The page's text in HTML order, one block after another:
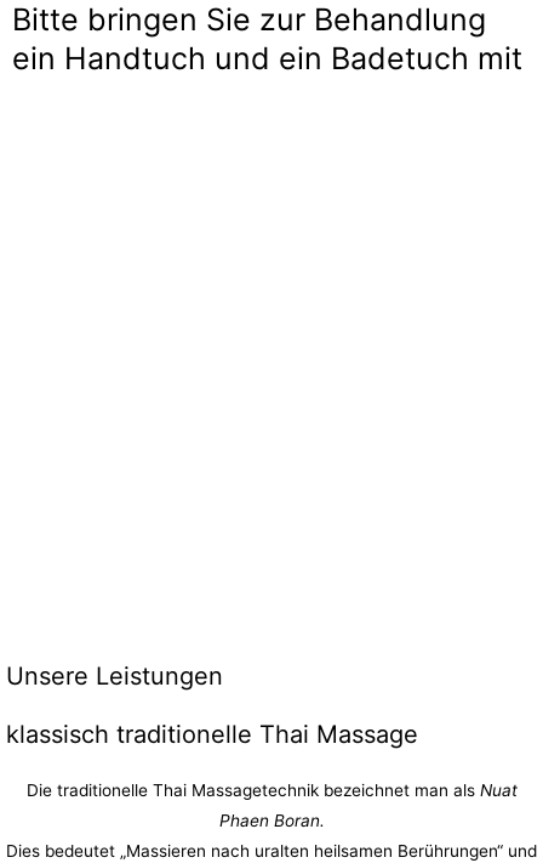
Bitte bringen Sie zur Behandlung
ein Handtuch und ein Badetuch mit
Unsere Leistungen
klassisch traditionelle Thai Massage
Die traditionelle Thai Massagetechnik bezeichnet man als Nuat
Phaen Boran.
Dies bedeutet „Massieren nach uralten heilsamen Berührungen“ und